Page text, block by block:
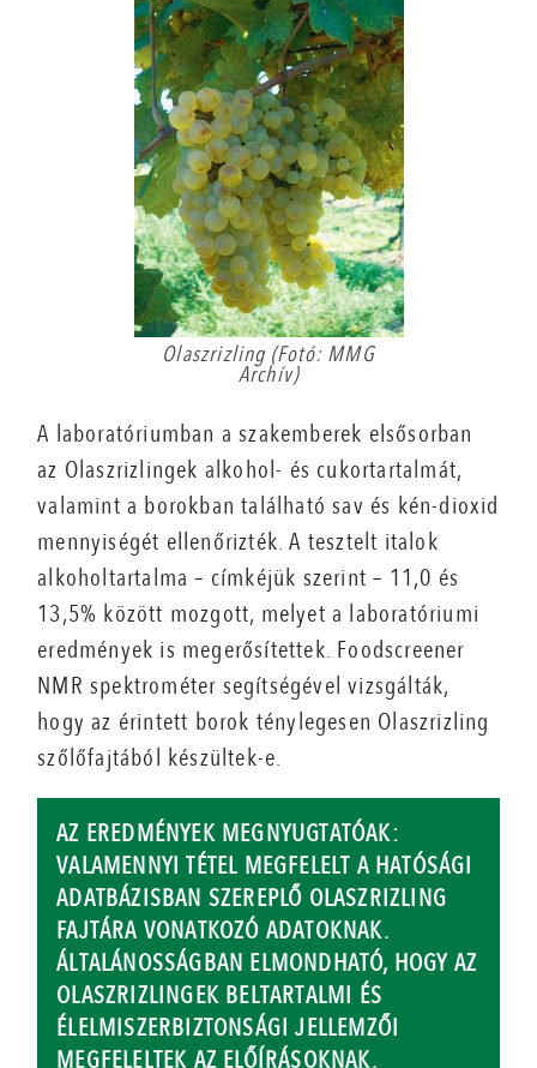
Olaszrizling (Fotó: MMG
Archív)
A laboratóriumban a szakemberek elsősorban
az Olaszrizlingek alkohol- és cukortartalmát,
valamint a borokban található sav és kén-dioxid
mennyiségét ellenőrizték. A tesztelt italok
alkoholtartalma – címkéjük szerint – 11,0 és
13,5% között mozgott, melyet a laboratóriumi
eredmények is megerősítettek. Foodscreener
NMR spektrométer segítségével vizsgálták,
hogy az érintett borok ténylegesen Olaszrizling
szőlőfajtából készültek-e.
AZ EREDMÉNYEK MEGNYUGTATÓAK:
VALAMENNYI TÉTEL MEGFELELT A HATÓSÁGI
ADATBÁZISBAN SZEREPLŐ OLASZRIZLING
FAJTÁRA VONATKOZÓ ADATOKNAK.
ÁLTALÁNOSSÁGBAN ELMONDHATÓ, HOGY AZ
OLASZRIZLINGEK BELTARTALMI ÉS
ÉLELMISZERBIZTONSÁGI JELLEMZŐI
MEGFELELTEK AZ ELŐÍRÁSOKNAK.